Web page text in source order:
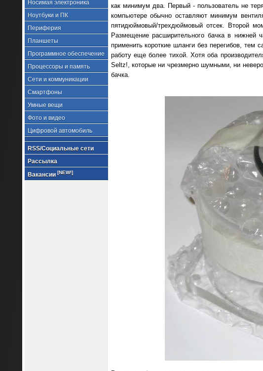
Носимая электроника
Ноутбуки и ПК
Периферия
Планшеты
Программное обеспечение
Процессоры и память
Сети и коммуникации
Смартфоны
Умные вещи
Фото и видео
Цифровой автомобиль
RSS/Социальные сети
Рассылка
Вакансии [NEW!]
как минимум два. Первый - пользователь не
компьютере обычно оставляют минимум
пятидюймовый/трехдюймовый отсек. Второй
Размещение расширительного бачка в нижней
применить короткие шланги без перегибов, тем
работу еще более тихой. Хотя оба
Seltz!, которые ни чрезмерно шумными, ни
бачка.